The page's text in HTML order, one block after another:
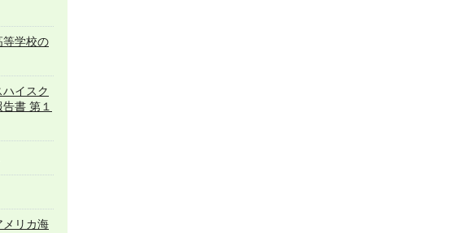
等学校の
イスク
書 第１
メリカ海